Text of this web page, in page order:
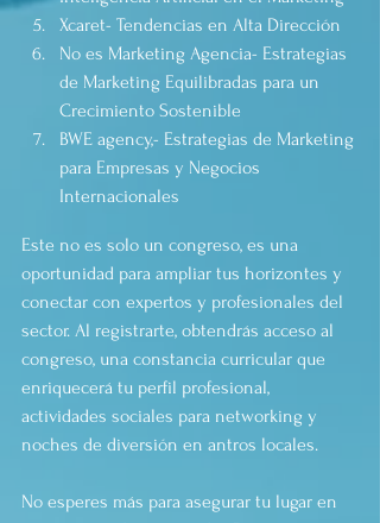
Xcaret- Tendencias en Alta Dirección
No es Marketing Agencia- Estrategias
de Marketing Equilibradas para un
Crecimiento Sostenible
BWE agency,- Estrategias de Marketing
para Empresas y Negocios
Internacionales
Este no es solo un congreso, es una
oportunidad para ampliar tus horizontes y
conectar con expertos y profesionales del
sector. Al registrarte, obtendrás acceso al
congreso, una constancia curricular que
enriquecerá tu perfil profesional,
actividades sociales para networking y
noches de diversión en antros locales.
No esperes más para asegurar tu lugar en